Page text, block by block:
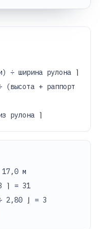
÷ ширина рулона ⌉
(высота + раппорт
рулона ⌉
м
⌉ = 31
2,80 ⌋ = 3